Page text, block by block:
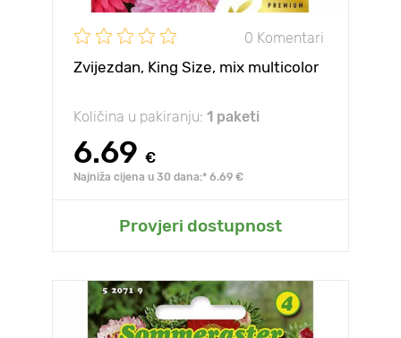
0 Komentari
Zvijezdan, King Size, mix multicolor
Količina u pakiranju: 1 paketi
6.69 €
Najniža cijena u 30 dana:* 6.69 €
Provjeri dostupnost